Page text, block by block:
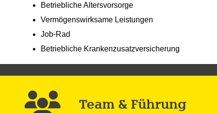
Betriebliche Altersvorsorge
Vermögenswirksame Leistungen
Job-Rad
Betriebliche Krankenzusatzversicherung
Team & Führung